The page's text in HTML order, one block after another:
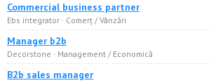
Commercial business partner
Ebs integrator · Comerț / Vânzări
Manager b2b
Decorstone · Management / Economică
B2b sales manager